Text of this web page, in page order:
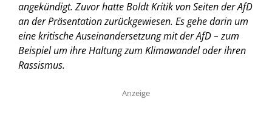
angekündigt. Zuvor hatte Boldt Kritik von Seiten der AfD
an der Präsentation zurückgewiesen. Es gehe darin um
eine kritische Auseinandersetzung mit der AfD – zum
Beispiel um ihre Haltung zum Klimawandel oder ihren
Rassismus.
Anzeige